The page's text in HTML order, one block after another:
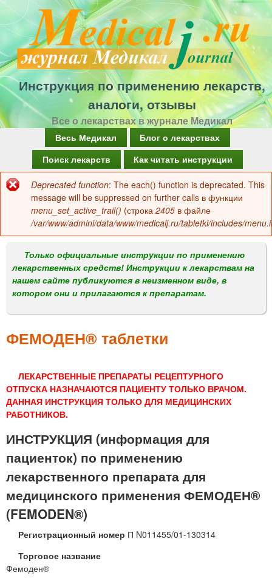
Перейти
к
основному
содержанию
Инструкция по применению лекарств,
аналоги, отзывы
Все о лекарствах в журнале Медикал
а
в
о
м
е
н
Весь Медикал
Блог о лекарствах
Поиск лекарств
Как читать инструкции
Сообщение
об
ошибке
Deprecated function: The each() function is deprecated. This
message will be suppressed on further calls в функции
menu_set_active_trail() (строка 2405 в файле
/var/www/admini/data/www/medicalj.ru/tabletki/includes/
Только официальные инструкции по применению
лекарственных средств! Инструкции к лекарствам на
нашем сайте публикуются в неизменном виде, в
котором они и прилагаются к препаратам.
ФЕМОДЕН® таблетки
ЛЕКАРСТВЕННЫЕ ПРЕПАРАТЫ РЕЦЕПТУРНОГО
ОТПУСКА НАЗНАЧАЮТСЯ ПАЦИЕНТУ ТОЛЬКО ВРАЧОМ.
ДАННАЯ ИНСТРУКЦИЯ ТОЛЬКО ДЛЯ МЕДИЦИНСКИХ
РАБОТНИКОВ.
ИНСТРУКЦИЯ (информация для
пациенток) по применению
лекарственного препарата для
медицинского применения ФЕМОДЕН®
(FEMODEN®)
Регистрационный номер П N011455/01-130314
Торговое название
Фемоден®